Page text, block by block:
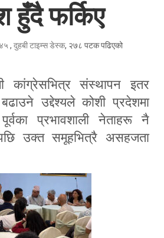
हुँदै फर्किए
, दुहबी टाइम्स डेस्क, २७८ पटक पढिएको
कांग्रेसभित्र संस्थापन इतर
उद्देश्यले कोशी प्रदेशमा
प्रभावशाली नेताहरू नै
उक्त समूहभित्रै असहजता